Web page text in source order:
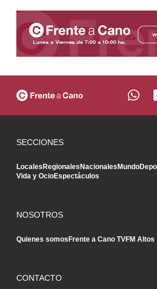
SECCIONES
LocalesRegionalesNacionalesMundo
Vida y OcioEspectáculos
NOSOTROS
Quienes somosFrente a Cano TVFM Altos
CONTACTO